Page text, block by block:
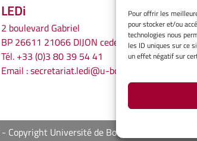
Pour offrir les
pour stocker et/ou
technologies nous
les ID uniques sur ce
un effet négatif sur
LEDi
2 boulevard Gabriel
BP 26611 21066 DIJON cedex
Tél. +33 (0)3 80 39 54 41
Email :secretariat.ledi@u-bourgogne.fr
Copyright Université de Bourgogne Europe